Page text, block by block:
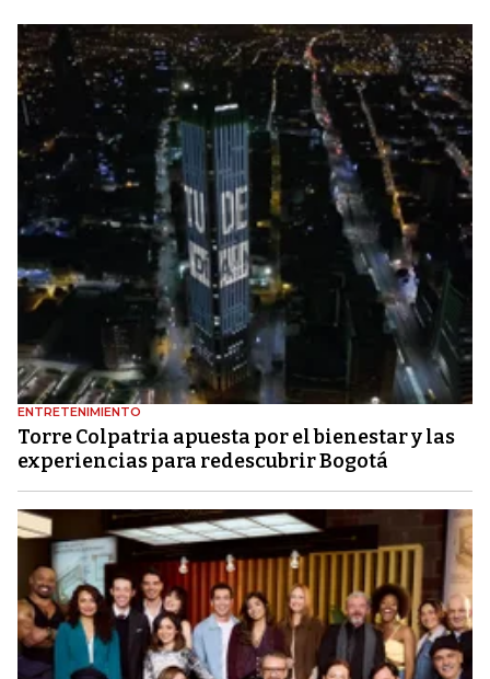
ENTRETENIMIENTO
Torre Colpatria apuesta por el bienestar y las
experiencias para redescubrir Bogotá